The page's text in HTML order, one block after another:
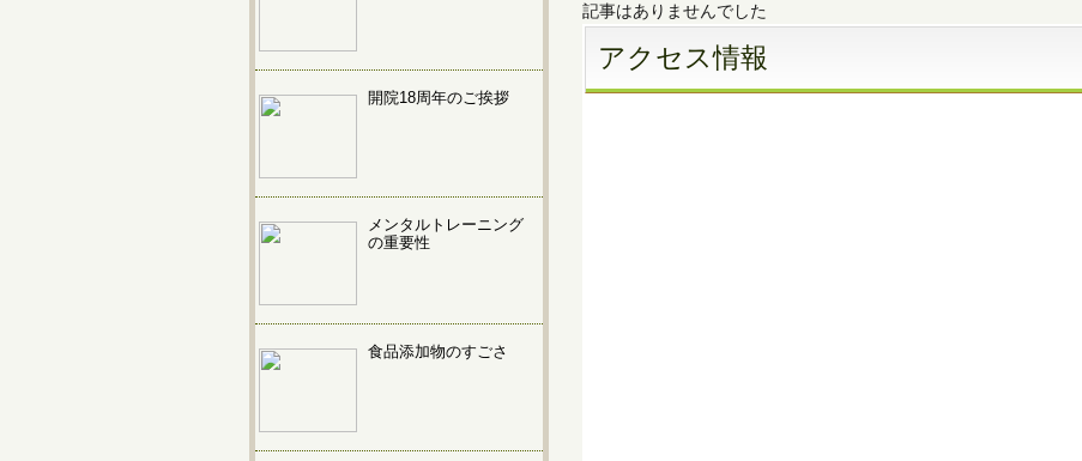
記事はありませんでした
アクセス情報
開院18周年のご挨拶
メンタルトレーニング
の重要性
食品添加物のすごさ